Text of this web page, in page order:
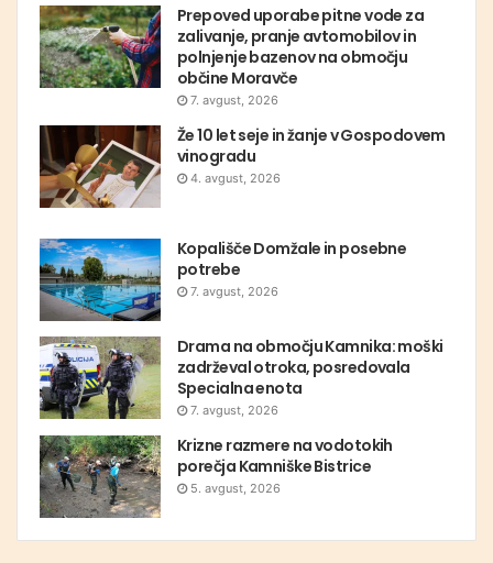
Prepoved uporabe pitne vode za
zalivanje, pranje avtomobilov in
polnjenje bazenov na območju
občine Moravče
7. avgust, 2026
Že 10 let seje in žanje v Gospodovem
vinogradu
4. avgust, 2026
Kopališče Domžale in posebne
potrebe
7. avgust, 2026
Drama na območju Kamnika: moški
zadrževal otroka, posredovala
Specialna enota
7. avgust, 2026
Krizne razmere na vodotokih
porečja Kamniške Bistrice
5. avgust, 2026